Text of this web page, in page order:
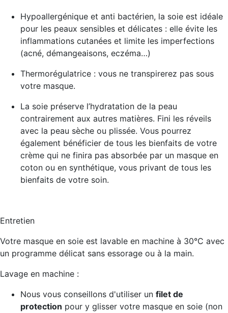
Hypoallergénique et anti bactérien, la soie est idéale
pour les peaux sensibles et délicates : elle évite les
inflammations cutanées et limite les imperfections
(acné, démangeaisons, eczéma…)
Thermorégulatrice : vous ne transpirerez pas sous
votre masque.
La soie préserve l’hydratation de la peau
contrairement aux autres matières. Fini les réveils
avec la peau sèche ou plissée. Vous pourrez
également bénéficier de tous les bienfaits de votre
crème qui ne finira pas absorbée par un masque en
coton ou en synthétique, vous privant de tous les
bienfaits de votre soin.
Entretien
Votre masque en soie est lavable en machine à 30°C avec
un programme délicat sans essorage ou à la main.
Lavage en machine :
Nous vous conseillons d'utiliser un filet de
protection pour y glisser votre masque en soie (non